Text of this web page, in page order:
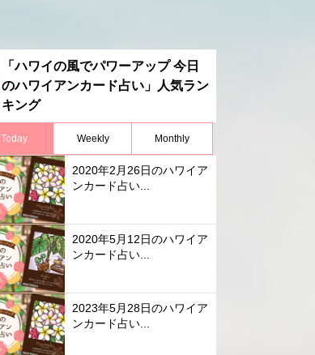
「ハワイの風でパワーアップ 今日
のハワイアンカード占い」人気ラン
キング
Today Weekly Monthly
2020年2月26日のハワイア
ンカード占い...
2020年5月12日のハワイア
ンカード占い...
2023年5月28日のハワイア
ンカード占い...